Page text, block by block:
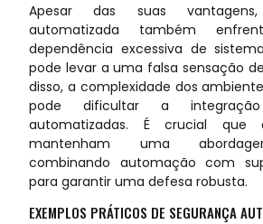
Apesar das suas
automatizada também
dependência excessiva de
pode levar a uma falsa sensação
disso, a complexidade dos
pode dificultar a
automatizadas. É crucial que
mantenham uma
combinando automação com
para garantir uma defesa robusta.
EXEMPLOS PRÁTICOS DE SEGURANÇA